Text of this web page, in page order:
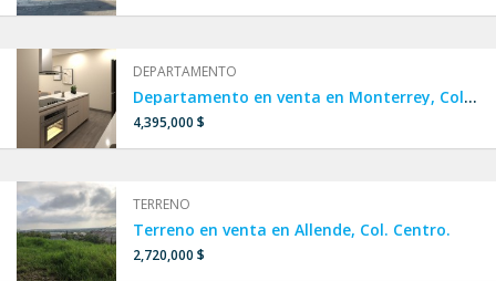
DEPARTAMENTO
Departamento en venta en Monterrey, Col. Estanza.
4,395,000 $
TERRENO
Terreno en venta en Allende, Col. Centro.
2,720,000 $